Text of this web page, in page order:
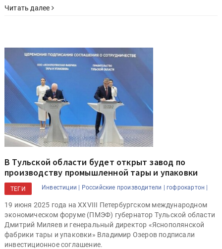
Читать далее
В Тульской области будет открыт завод по
производству промышленной тары и упаковки
ТЕГИ Инвестиции | Российские производители | гофрокартон |
19 июня 2025 года на XXVIII Петербургском международном
экономическом форуме (ПМЭФ) губернатор Тульской области
Дмитрий Миляев и генеральный директор «Яснополянской
фабрики тары и упаковки» Владимир Озеров подписали
инвестиционное соглашение.